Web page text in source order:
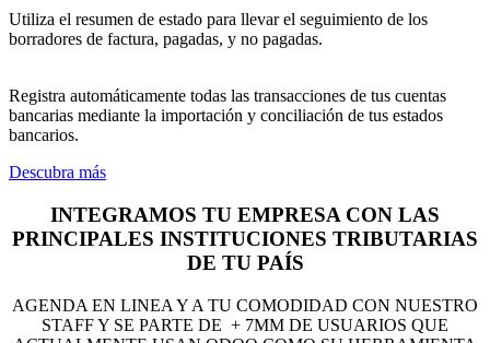
Utiliza el resumen de estado para llevar el seguimiento de los
borradores de factura, pagadas, y no pagadas.
Registra automáticamente todas las transacciones de tus cuentas
bancarias mediante la importación y conciliación de tus estados
bancarios.
Descubra más
INTEGRAMOS TU EMPRESA CON LAS
PRINCIPALES INSTITUCIONES TRIBUTARIAS
DE TU PAÍS
AGENDA EN LINEA Y A TU COMODIDAD CON NUESTRO
STAFF Y SE PARTE DE + 7MM DE USUARIOS QUE